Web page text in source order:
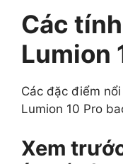
Các
Lumion
Các đặc điểm
Lumion 10 Pro
Xem